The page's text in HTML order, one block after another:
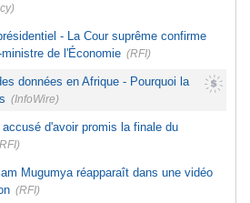
- La Cour suprême confirme
de l'Économie (RFI)
données en Afrique - Pourquoi la
(InfoWire)
d'avoir promis la finale du
Mugumya réapparaît dans une vidéo
(RFI)